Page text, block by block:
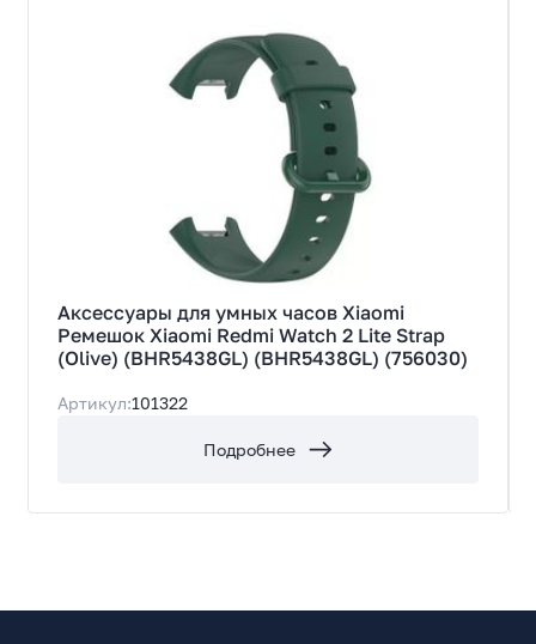
Совместимая модель
Минимальная длина ремешка, мм
Максимальная длина ремешка, мм
Тип застежки
класcическая
Материал ремешка
Материал застежки
Ремешок для часов (короткий компонент, длинный
Аксессуары для умных часов Xiaomi
Ремешок Xiaomi Redmi Watch 2 Lite Strap
(Olive) (BHR5438GL) (BHR5438GL) (756030)
Артикул:101322
Подробнее